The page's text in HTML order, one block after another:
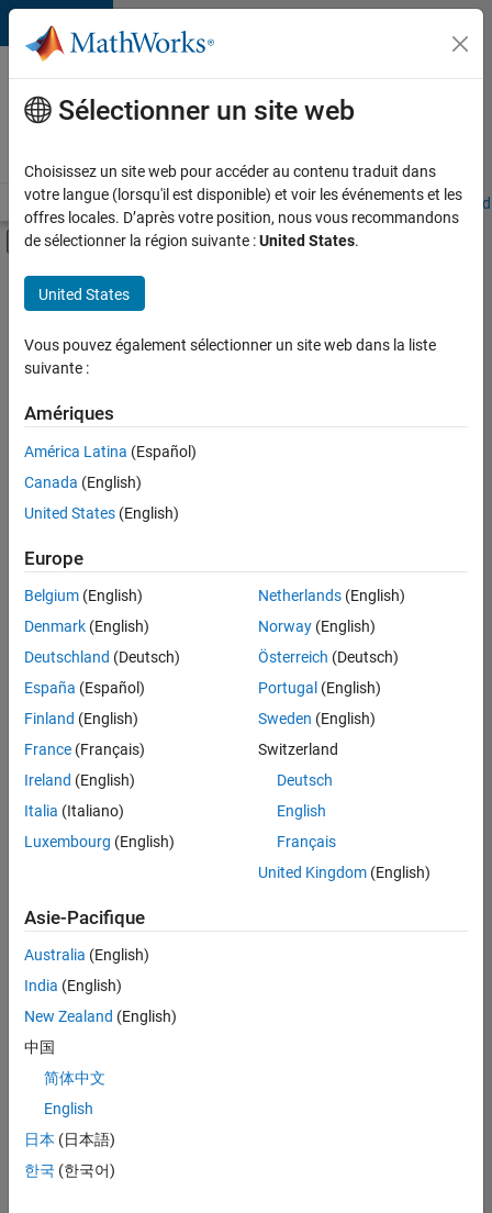
Passer au contenu
Votre
carrière
chez
Accueil Explorer nos opportunités Adresses de nos bureaux
Activer/désactiver l'affichage du menu
Contenu principal
FILTRER PAR
Applications et outils commerciaux
Expérience utilisateur
Actuellement,
aucune
offre
d'emploi
correspondant
à vos
critères
de
recherche.
Vous
pouvez
élargir
votre
recherche
ou
afficher
l’ensemble
d'emploi.
malgré
tout
vous
trouvez
pas
d'offre
corresponde
à vos
Sélectionner un site web
Choisissez un site web pour accéder au contenu traduit dans
votre langue (lorsqu'il est disponible) et voir les événements et les
offres locales. D’après votre position, nous vous recommandons
de sélectionner la région suivante :United States.
United States
Vous pouvez également sélectionner un site web dans la liste
suivante :
Amériques
América Latina (Español)
Canada (English)
United States (English)
Europe
Belgium (English)
Denmark (English)
Deutschland (Deutsch)
España (Español)
Finland (English)
France (Français)
Ireland (English)
Italia (Italiano)
Luxembourg (English)
Netherlands(English)
Norway(English)
Österreich (Deutsch)
Portugal (English)
Sweden (English)
Switzerland
Deutsch
English
Français
United Kingdom(English)
Asie-Pacifique
Australia (English)
India (English)
New Zealand (English)
中国
简体中文
English
日本 (日本語)
한국 (한국어)